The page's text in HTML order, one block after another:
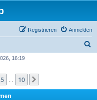
Anmelden
Registrieren
e
16:19
5 10